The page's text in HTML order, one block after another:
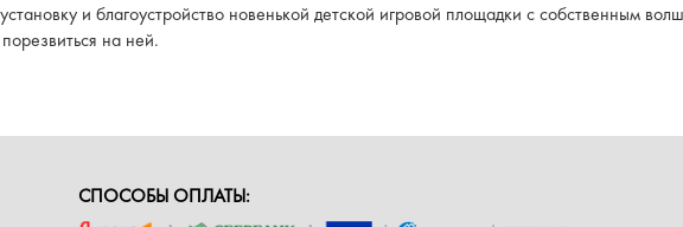
и благоустройство новенькой детской игровой площадки с собственным
на ней.
СПОСОБЫ ОПЛАТЫ: